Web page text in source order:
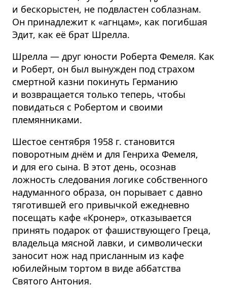
и бескорыстен, не подвластен соблазнам.
Он принадлежит к «агнцам», как погибшая
Эдит, как её брат Шрелла.
Шрелла — друг юности Роберта Фемеля. Как
и Роберт, он был вынужден под страхом
смертной казни покинуть Германию
и возвращается только теперь, чтобы
повидаться с Робертом и своими
племянниками.
Шестое сентября 1958 г. становится
поворотным днём и для Генриха Фемеля,
и для его сына. В этот день, осознав
ложность следования логике собственного
надуманного образа, он порывает с давно
тяготившей его привычкой ежедневно
посещать кафе «Кронер», отказывается
принять подарок от фашиствующего Греца,
владельца мясной лавки, и символически
заносит нож над присланным из кафе
юбилейным тортом в виде аббатства
Святого Антония.